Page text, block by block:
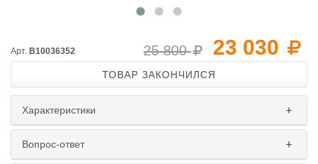
23 030
25 800
Арт. B10036352
ТОВАР ЗАКОНЧИЛСЯ
Характеристики
Вопрос-ответ